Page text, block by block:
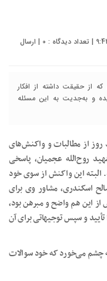
0 | ارسال
از حقیقت داشته از افکار
و به‌جدیت به این مسئله
از مطالبات و واکنش‌های
روح‌الله عجمیان، پاسخی
البته این واکنش از سوی خود
اسکندری، مشاور وی برای
این هم واضح و مبرهن بود،
و سپس توجیهاتی برای آن
چشم می‌خورد که خود سوالات